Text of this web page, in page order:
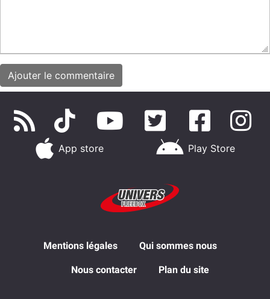
App store Play Store
Mentions légales Qui sommes nous
Nous contacter Plan du site